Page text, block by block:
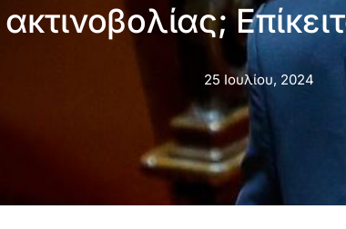
25 Ιουλίου, 2024